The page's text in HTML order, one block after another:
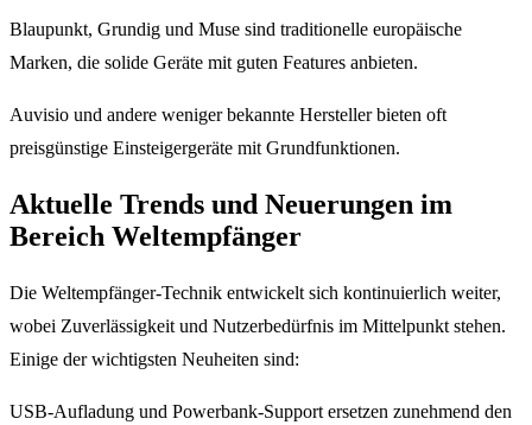
Blaupunkt, Grundig und Muse sind traditionelle europäische
Marken, die solide Geräte mit guten Features anbieten.
Auvisio und andere weniger bekannte Hersteller bieten oft
preisgünstige Einsteigergeräte mit Grundfunktionen.
Aktuelle Trends und Neuerungen im
Bereich Weltempfänger
Die Weltempfänger-Technik entwickelt sich kontinuierlich weiter,
wobei Zuverlässigkeit und Nutzerbedürfnis im Mittelpunkt stehen.
Einige der wichtigsten Neuheiten sind:
USB-Aufladung und Powerbank-Support ersetzen zunehmend den